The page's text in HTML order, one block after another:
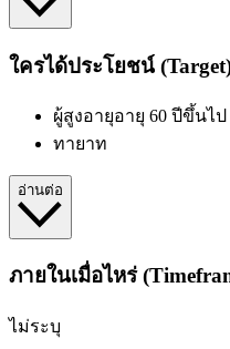
ใครได้ประโยชน์
ผู้สูงอายุอายุ 60 ปีขึ้นไป
ทายาท
อ่านต่อ
ภายในเมื่อไหร่
ไม่ระบุ